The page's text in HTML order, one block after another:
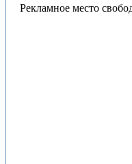
Рекламное место